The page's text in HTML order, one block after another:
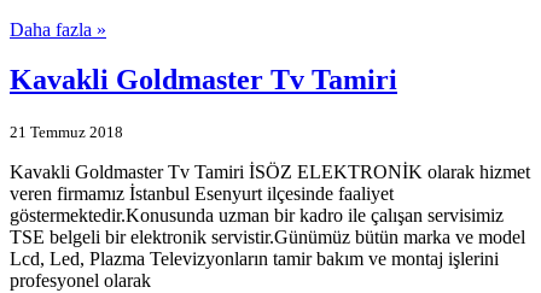
Daha fazla »
Kavakli Goldmaster Tv Tamiri
21 Temmuz 2018
Kavakli Goldmaster Tv Tamiri İSÖZ ELEKTRONİK olarak hizmet
veren firmamız İstanbul Esenyurt ilçesinde faaliyet
göstermektedir.Konusunda uzman bir kadro ile çalışan servisimiz
TSE belgeli bir elektronik servistir.Günümüz bütün marka ve model
Lcd, Led, Plazma Televizyonların tamir bakım ve montaj işlerini
profesyonel olarak